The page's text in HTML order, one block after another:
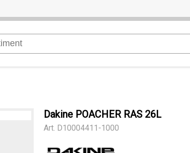
Dakine POACHER RAS 26L
Art. D10004411-1000